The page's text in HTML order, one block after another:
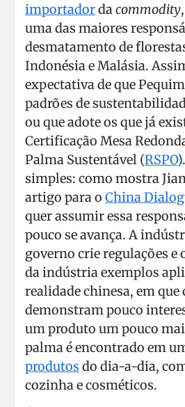
importadordacommodity
uma das maiores
desmatamento de
Indonésia e Malásia.
expectativa de que
padrões de
ou que adote os que já
Certificação Mesa
Palma Sustentável (RSPO
simples: como mostra
artigo para o China
quer assumir essa
pouco se avança. A
governo crie regulações e
da indústria exemplos
realidade chinesa, em
demonstram pouco
um produto um pouco
palma é encontrado em
produtos do dia-a-dia,
cozinha e cosméticos.